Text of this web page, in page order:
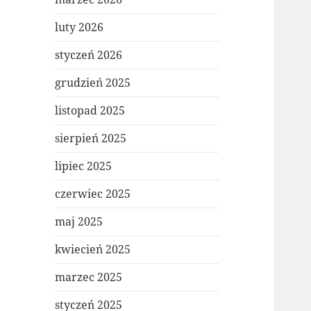
luty 2026
styczeń 2026
grudzień 2025
listopad 2025
sierpień 2025
lipiec 2025
czerwiec 2025
maj 2025
kwiecień 2025
marzec 2025
styczeń 2025